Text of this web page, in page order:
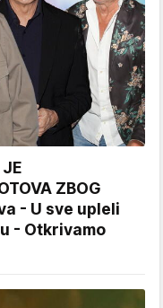
ZBOG
- U sve upleli
- Otkrivamo